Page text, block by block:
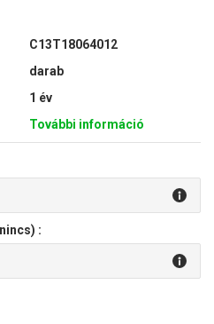
C13T18064012
darab
1 év
További információ
: